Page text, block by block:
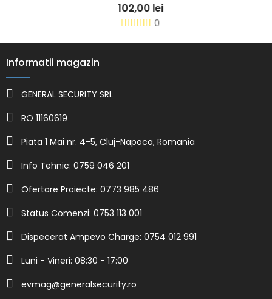
102,00 lei
0
Informatii magazin
GENERAL SECURITY SRL
RO 11160619
Piata 1 Mai nr. 4-5, Cluj-Napoca, Romania
Info Tehnic: 0759 046 201
Ofertare Proiecte: 0773 985 486
Status Comenzi: 0753 113 001
Dispecerat Ampevo Charge: 0754 012 991
Luni - Vineri: 08:30 - 17:00
evmag@generalsecurity.ro